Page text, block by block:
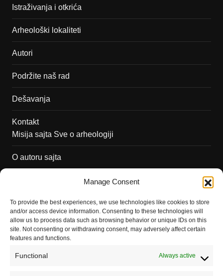
Manage Consent
To provide the best experiences, we use technologies like cookies to store
and/or access device information. Consenting to these technologies will
allow us to process data such as browsing behavior or unique IDs on this
site. Not consenting or withdrawing consent, may adversely affect certain
features and functions.
Functional Always active
Istraživanja i otkrića
Arheološki lokaliteti
Autori
Podržite naš rad
Dešavanja
Kontakt
Misija sajta Sve o arheologiji
O autoru sajta
Saradnja